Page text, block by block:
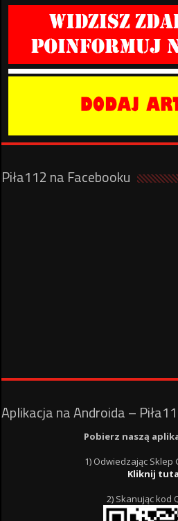
Piła112 na Facebooku
Aplikacja na Androida –
Pobierz naszą
1) Odwiedzając Sklep
Kliknij
2) Skanując kod